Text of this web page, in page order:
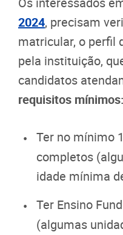
2024, precisam
matricular, o perfil
pela instituição,
candidatos
requisitos mínimos:
Ter no mínimo
completos
idade mínima
Ter Ensino
(algumas